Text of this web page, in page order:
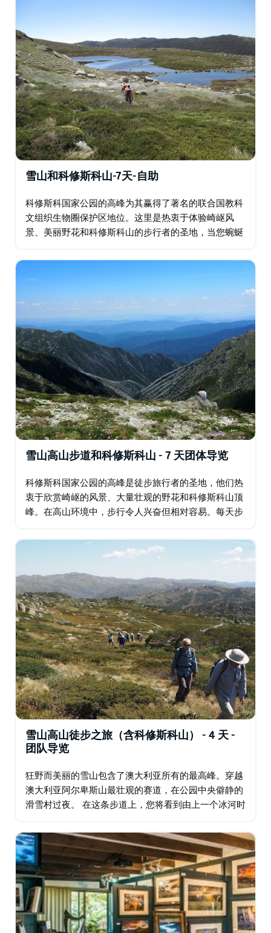
雪山和科修斯科山-7天-自助
科修斯科国家公园的高峰为其赢得了著名的联合国教科
文组织生物圈保护区地位。这里是热衷于体验崎岖风
景、美丽野花和科修斯科山的步行者的圣地，当您蜿蜒
到壮丽的景色，真正的完成感。 经过数百万年的冰川…
雪山高山步道和科修斯科山 - 7 天团体导览
科修斯科国家公园的高峰是徒步旅行者的圣地，他们热
衷于欣赏崎岖的风景、大量壮观的野花和科修斯科山顶
峰。在高山环境中，步行令人兴奋但相对容易。每天步
从 Wragges Creek 到 Thredbo…
雪山高山徒步之旅（含科修斯科山） - 4 天 -
团队导览
狂野而美丽的雪山包含了澳大利亚所有的最高峰。穿越
澳大利亚阿尔卑斯山最壮观的赛道，在公园中央僻静的
滑雪村过夜。 在这条步道上，您将看到由上一个冰河时
餐，并漫步穿过雪茄林和色彩缤纷的高山草甸。夏季…